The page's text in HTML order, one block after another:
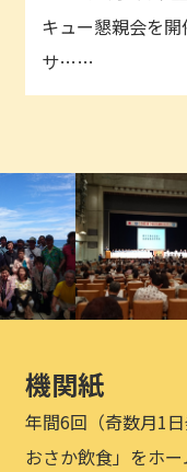
キュー懇親会を
サ……
機関紙
年間6回（奇数月1
おさか飲食」をホー